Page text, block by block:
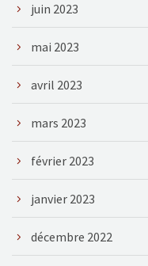
juin 2023
mai 2023
avril 2023
mars 2023
février 2023
janvier 2023
décembre 2022